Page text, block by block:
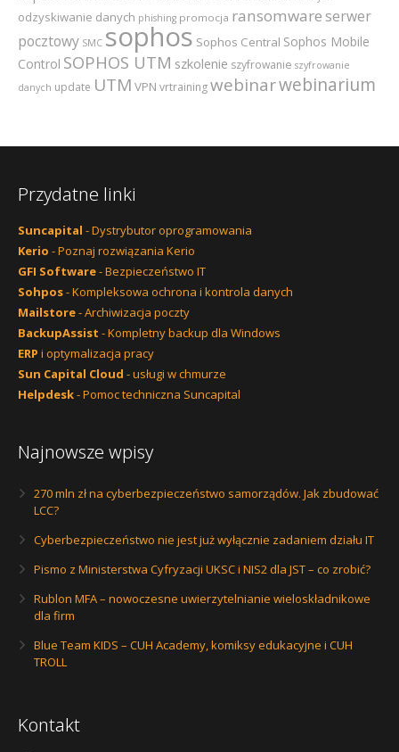
odzyskiwanie danych phishing promocja ransomware serwer
pocztowy SMC sophos Sophos Central Sophos Mobile
Control SOPHOS UTM szkolenie szyfrowanie szyfrowanie
danych update UTM VPN vrtrainingwebinarwebinarium
Przydatne linki
Suncapital - Dystrybutor oprogramowania
Kerio - Poznaj rozwiązania Kerio
GFI Software- Bezpieczeństwo IT
Sohpos- Kompleksowa ochrona i kontrola danych
Mailstore- Archiwizacja poczty
BackupAssist - Kompletny backup dla Windows
ERP i optymalizacja pracy
Sun Capital Cloud - usługi w chmurze
Helpdesk- Pomoc techniczna Suncapital
Najnowsze wpisy
270 mln zł na cyberbezpieczeństwo samorządów. Jak zbudować
LCC?
Cyberbezpieczeństwo nie jest już wyłącznie zadaniem działu IT
Pismo z Ministerstwa Cyfryzacji UKSC i NIS2 dla JST – co zrobić?
Rublon MFA – nowoczesne uwierzytelnianie wieloskładnikowe
dla firm
Blue Team KIDS – CUH Academy, komiksy edukacyjne i CUH
TROLL
Kontakt